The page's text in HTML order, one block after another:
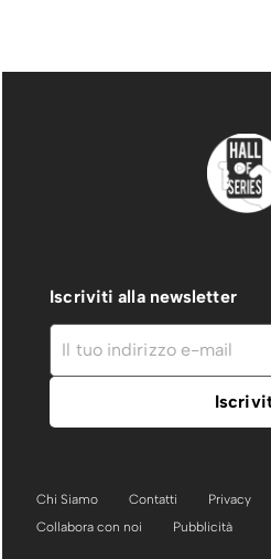
Iscriviti alla newsletter
Chi Siamo Contatti Privacy
Collabora con noi
Pubblicità